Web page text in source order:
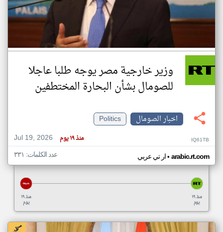
وزير خارجية مصر يوجه طلبا عاجلا
للصومال بشأن البحارة المختطفين
اخبار الصومال
Politics
Jul 19, 2026
منذ ١٩ يوم IQ61TB
ار تي عربي• arabic.rt.com عدد الكلمات: ٣٣١
منذ ١٩
يوم
منذ ١٩
يوم